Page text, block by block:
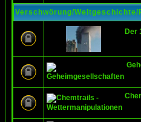
Verschwörung/Weltgeschichte/
Der